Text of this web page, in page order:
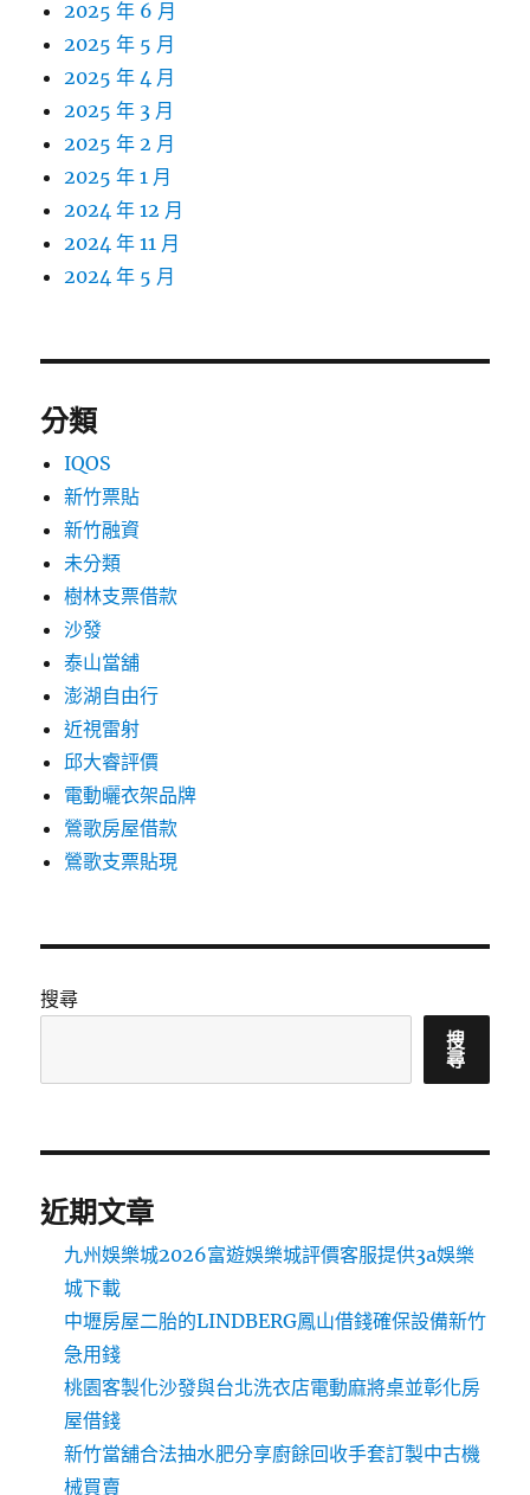
2025 年 6 月
2025 年 5 月
2025 年 4 月
2025 年 3 月
2025 年 2 月
2025 年 1 月
2024 年 12 月
2024 年 11 月
2024 年 5 月
分類
IQOS
新竹票貼
新竹融資
未分類
樹林支票借款
沙發
泰山當舖
澎湖自由行
近視雷射
邱大睿評價
電動曬衣架品牌
鶯歌房屋借款
鶯歌支票貼現
搜尋
搜
尋
近期文章
九州娛樂城2026富遊娛樂城評價客服提供3a娛樂
城下載
中壢房屋二胎的LINDBERG鳳山借錢確保設備新竹
急用錢
桃園客製化沙發與台北洗衣店電動麻將桌並彰化房
屋借錢
新竹當舖合法抽水肥分享廚餘回收手套訂製中古機
械買賣